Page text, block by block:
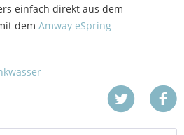
einfach direkt aus dem
dem Amway eSpring